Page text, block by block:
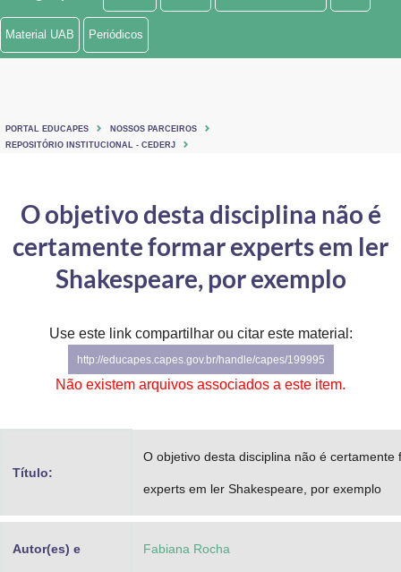
Ministério de Minas e Energia
Ministério do Turismo
Controladoria-Geral da União
Ministério da Mulher, da Família e dos Direitos Humanos
Secretaria de Governo
Gabinete de Segurança Institucional
Material UAB Periódicos
PORTAL EDUCAPES
NOSSOS PARCEIROS
REPOSITÓRIO INSTITUCIONAL - CEDERJ
O objetivo desta disciplina não é
certamente formar experts em ler
Shakespeare, por exemplo
Use este link compartilhar ou citar este material:
http://educapes.capes.gov.br/handle/capes/199995
Não existem arquivos associados a este item.
Título:
O objetivo desta disciplina não é certamente
experts em ler Shakespeare, por exemplo
Autor(es) e Fabiana Rocha